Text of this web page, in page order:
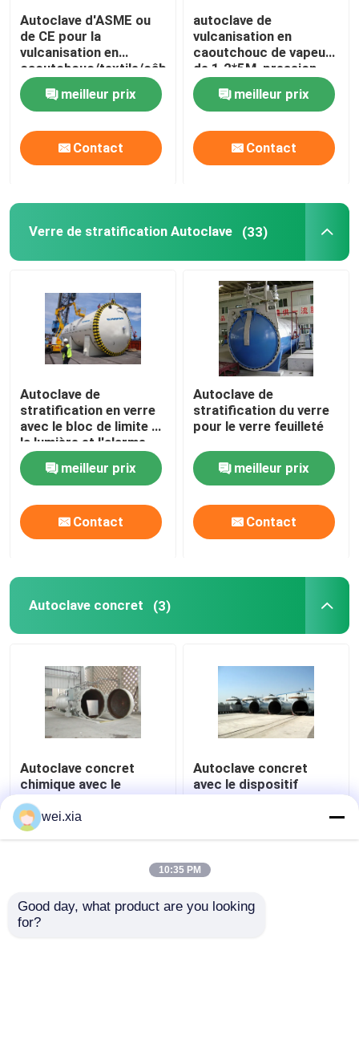
Autoclave d'ASME ou
de CE pour la
vulcanisation en
caoutchouc/textile/câble
et les industries de
chimie meilleur prix
Contact
autoclave de
vulcanisation en
caoutchouc de vapeur
de 1.2*5M, pression
hydraulique d'autoclave
industrielmeilleur prix
Contact
Verre de stratification Autoclave (33)
Autoclave de
stratification en verre
avec le bloc de limite et
la lumière et l'alarme
saine
meilleur prix
Contact
Autoclave de
stratification du verre
pour le verre feuilleté
meilleur prix
Contact
Autoclave concret (3)
Autoclave concret
chimique avec le
contrôle de PLC et la
porte de pression
hydraulique
meilleur prix
Autoclave concret
avec le dispositif
d'alarme et le contact
meilleur prix
wei.xia
10:35 PM
Good day, what product are you looking
for?